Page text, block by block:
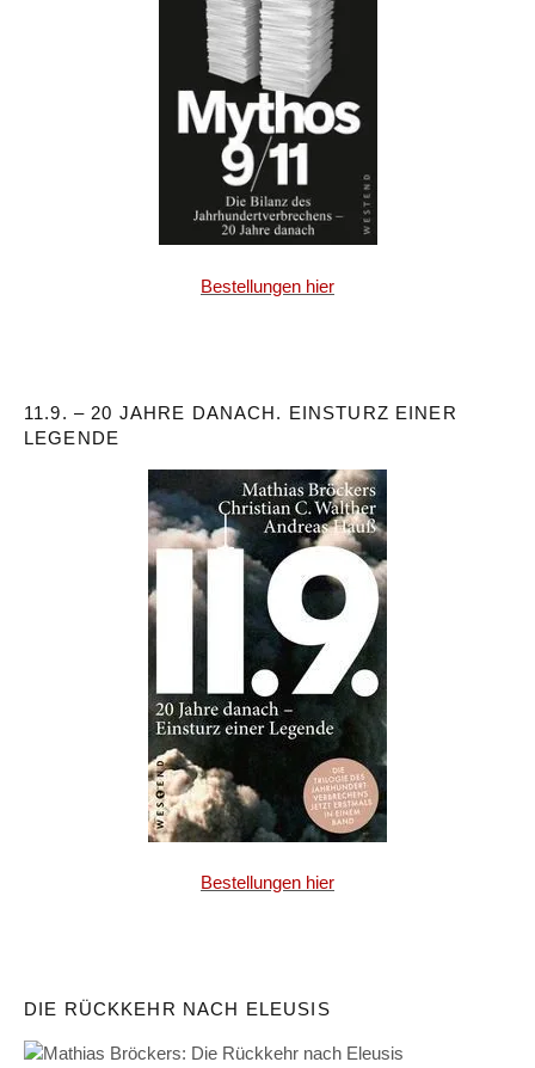
Bestellungen hier
11.9. – 20 JAHRE DANACH. EINSTURZ EINER
LEGENDE
Bestellungen hier
DIE RÜCKKEHR NACH ELEUSIS